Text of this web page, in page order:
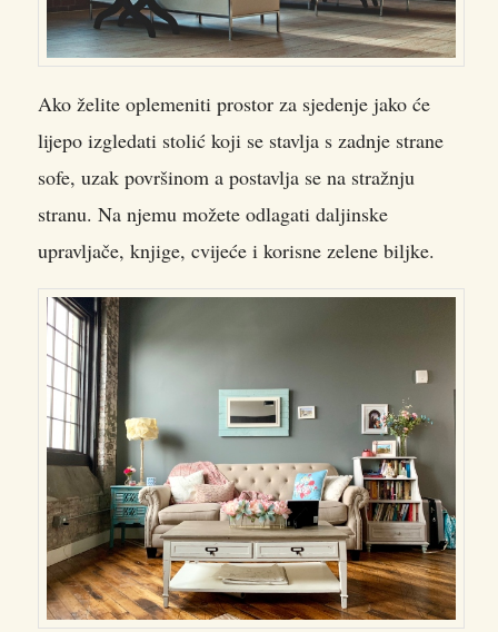
Ako želite oplemeniti prostor za sjedenje jako će
lijepo izgledati stolić koji se stavlja s zadnje strane
sofe, uzak površinom a postavlja se na stražnju
stranu. Na njemu možete odlagati daljinske
upravljače, knjige, cvijeće i korisne zelene biljke.